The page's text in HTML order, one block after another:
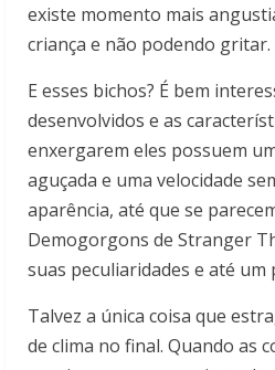
existe momento mais
criança e não podendo gritar.
E esses bichos? É bem
desenvolvidos e as
enxergarem eles possuem
aguçada e uma velocidade
aparência, até que se
Demogorgons de Stranger
suas peculiaridades e até um
Talvez a única coisa que
de clima no final. Quando as